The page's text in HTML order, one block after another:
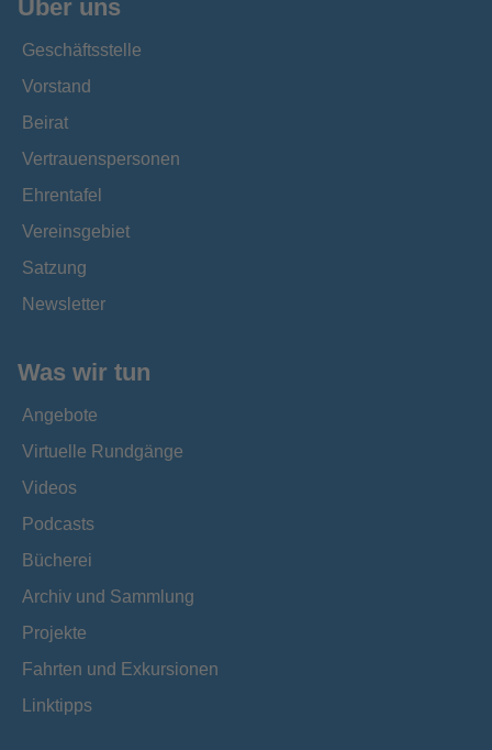
Über uns
Geschäftsstelle
Vorstand
Beirat
Vertrauenspersonen
Ehrentafel
Vereinsgebiet
Satzung
Newsletter
Was wir tun
Angebote
Virtuelle Rundgänge
Videos
Podcasts
Bücherei
Archiv und Sammlung
Projekte
Fahrten und Exkursionen
Linktipps